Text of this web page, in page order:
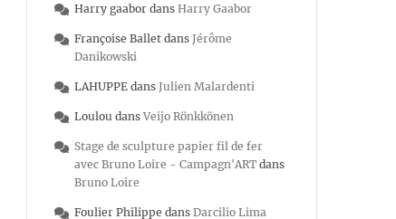
Harry gaabor dans Harry Gaabor
Françoise Ballet dans Jérôme
Danikowski
LAHUPPE dans Julien Malardenti
Loulou dans Veijo Rönkkönen
Stage de sculpture papier fil de fer
avec Bruno Loire - Campagn'ART dans
Bruno Loire
Foulier Philippe dans Darcilio Lima